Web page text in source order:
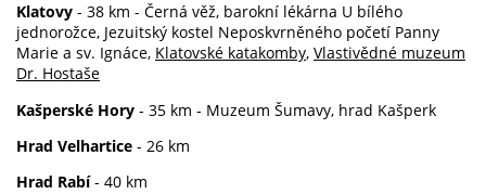
Klatovy - 38 km - Černá věž, barokní lékárna U bílého
jednorožce, Jezuitský kostel Neposkvrněného početí Panny
Marie a sv. Ignáce, Klatovské katakomby, Vlastivědné muzeum
Dr. Hostaše
Kašperské Hory - 35 km - Muzeum Šumavy, hrad Kašperk
Hrad Velhartice - 26 km
Hrad Rabí- 40 km